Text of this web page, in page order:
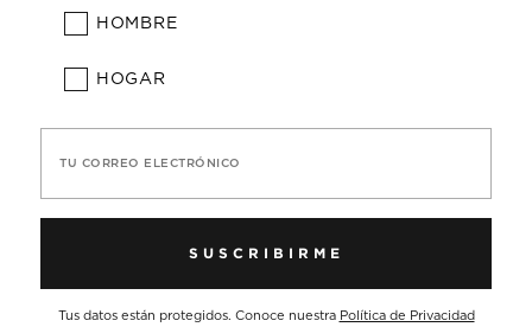
HOMBRE
HOGAR
TU CORREO ELECTRÓNICO
SUSCRIBIRME
Tus datos están protegidos. Conoce nuestra Política de Privacidad